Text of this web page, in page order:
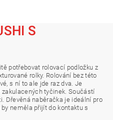
S
potřebovat rolovací podložku z
rolky. Rolování bez této
s ní to ale jde raz dva. Je
tyčinek. Součástí
Dřevěná naběračka je ideální pro
neměla přijít do kontaktu s